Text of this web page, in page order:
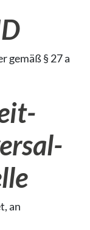
gemäß § 27 a
an